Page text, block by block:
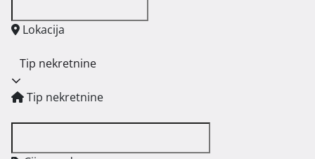
Lokacija
Tip nekretnine
Tip nekretnine